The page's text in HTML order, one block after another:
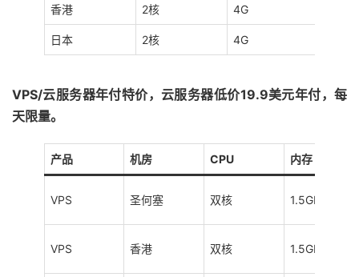
香港 2核 4G
日本 2核 4G
VPS/云服务器年付特价，云服务器低价19.9美元年付，每
天限量。
产品 机房 CPU 内存
VPS 圣何塞 双核 1.5GB
VPS 香港 双核 1.5GB